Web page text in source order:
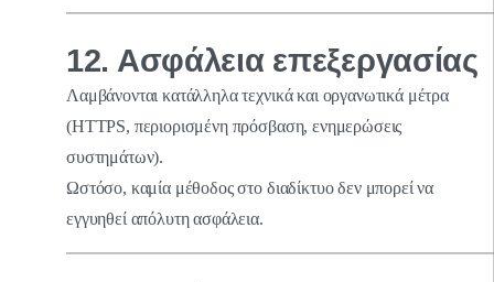
12. Ασφάλεια επεξεργασίας
Λαμβάνονται κατάλληλα τεχνικά και οργανωτικά μέτρα
(HTTPS, περιορισμένη πρόσβαση, ενημερώσεις
συστημάτων).
Ωστόσο, καμία μέθοδος στο διαδίκτυο δεν μπορεί να
εγγυηθεί απόλυτη ασφάλεια.